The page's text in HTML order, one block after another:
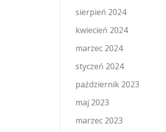
sierpień 2024
kwiecień 2024
marzec 2024
styczeń 2024
październik 2023
maj 2023
marzec 2023